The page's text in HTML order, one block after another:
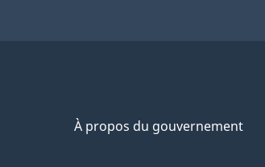
À propos du gouvernement